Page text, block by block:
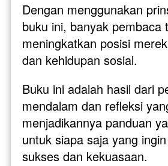
Dengan menggunakan
buku ini, banyak pembaca
meningkatkan posisi
dan kehidupan sosial.
Buku ini adalah hasil dari
mendalam dan refleksi
menjadikannya panduan
untuk siapa saja yang
sukses dan kekuasaan.